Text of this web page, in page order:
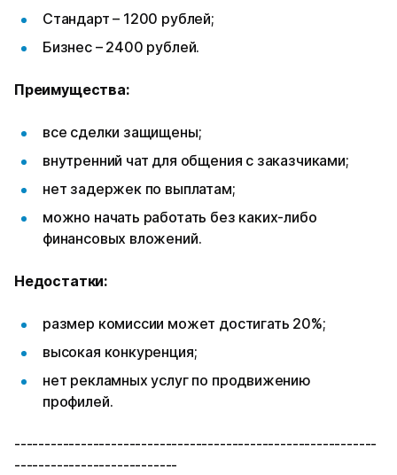
Стандарт – 1200 рублей;
Бизнес – 2400 рублей.
Преимущества:
все сделки защищены;
внутренний чат для общения с заказчиками;
нет задержек по выплатам;
можно начать работать без каких-либо
финансовых вложений.
Недостатки:
размер комиссии может достигать 20%;
высокая конкуренция;
нет рекламных услуг по продвижению
профилей.
------------------------------------------------------------
---------------------------